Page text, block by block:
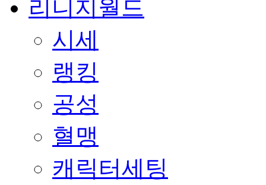
리니지월드
시세
랭킹
공성
혈맹
캐릭터세팅